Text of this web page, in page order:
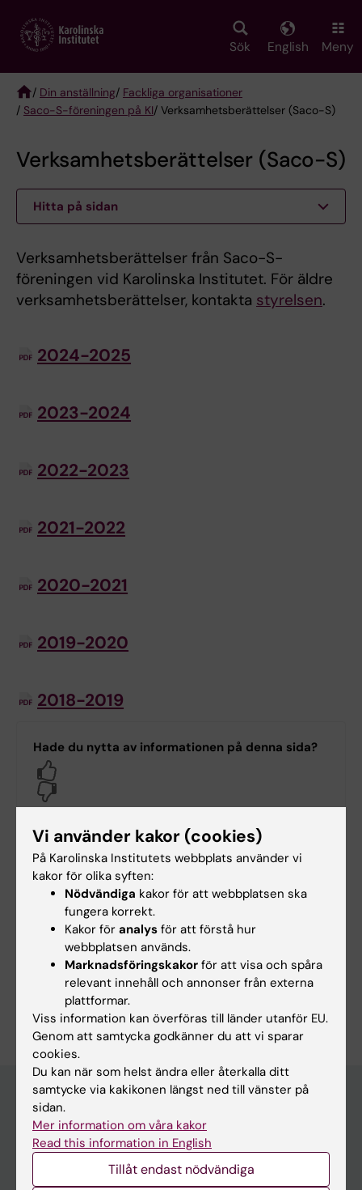
main
Sök English Meny
Breadcrumb
/ Din anställning/ Fackliga organisationer
/ Saco-S-föreningen på KI/ Verksamhetsberättelser (Saco-S)
Verksamhetsberättelser (Saco-S)
Hitta på sidan
Verksamhetsberättelser från Saco-S-
föreningen vid Karolinska Institutet. För äldre
verksamhetsberättelser, kontakta styrelsen.
2024-2025
2023-2024
2022-2023
2021-2022
2020-2021
2019-2020
2018-2019
Hade du nytta av informationen på denna sida?
Björn Andersson
Redaktör:Annica Lindkvist-Kyllönen
Sidan uppdaterad:2025-07-14
Meny
Din anställning
Stöd och verktyg
Vi använder kakor (cookies)
På Karolinska Institutets webbplats använder vi
kakor för olika syften:
Nödvändiga kakor för att webbplatsen ska
fungera korrekt.
Kakor för analys för att förstå hur
webbplatsen används.
Marknadsföringskakor för att visa och spåra
relevant innehåll och annonser från externa
plattformar.
Viss information kan överföras till länder utanför EU.
Genom att samtycka godkänner du att vi sparar
cookies.
Du kan när som helst ändra eller återkalla ditt
samtycke via kakikonen längst ned till vänster på
sidan.
Mer information om våra kakor
Read this information in English
Tillåt endast nödvändiga